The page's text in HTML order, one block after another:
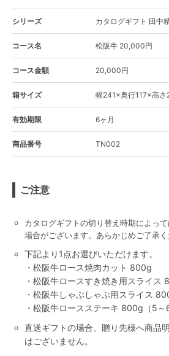
シリーズ カタログギフト 田中
コース名 松阪牛 20,000円
コース金額 20,000円
箱サイズ 幅241×奥行117×高さ
有効期限 6ヶ月
商品番号 TN002
ご注意
カタログギフトの切り替え時期によっ
場合がございます。あらかじめご了承く
下記より1点お選びいただけます。
・松阪牛ロース焼肉カット 800g
・松阪牛ロースすき焼き用スライス
・松阪牛しゃぶしゃぶ用スライス
・松阪牛ロースステーキ 800g（5～6
直送ギフトの場合、贈り先様へ商品
はございません。